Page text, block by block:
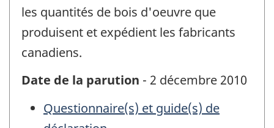
les quantités de bois d'oeuvre que
produisent et expédient les fabricants
canadiens.
Date de la parution - 2 décembre 2010
Questionnaire(s) et guide(s) de